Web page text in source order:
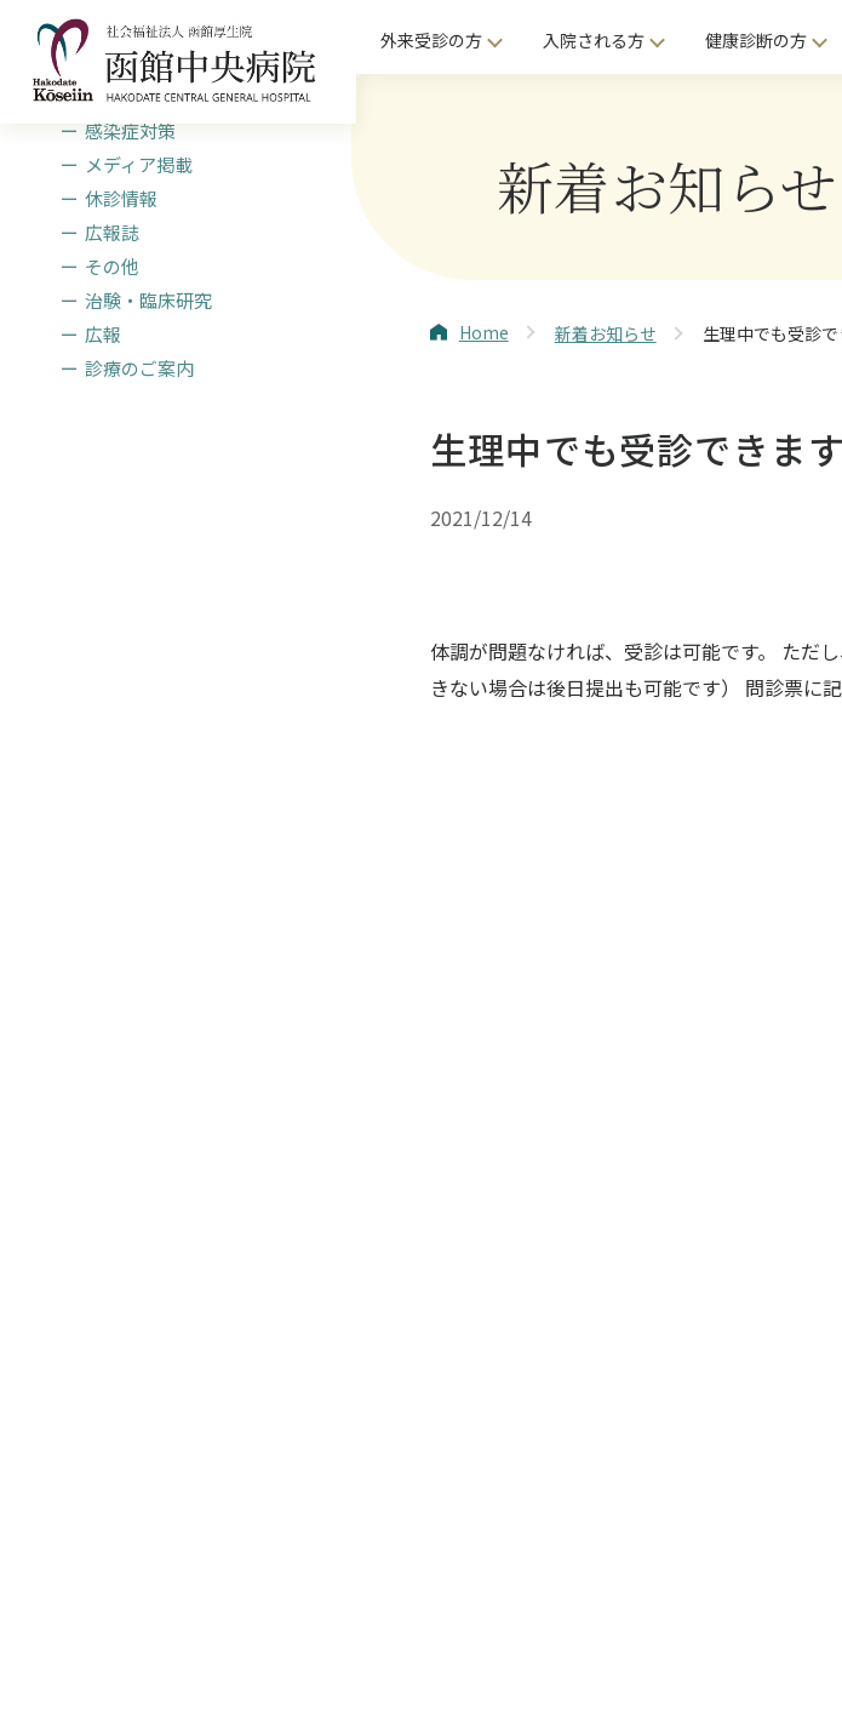
外来受診の方 入院される方 健康診断の方
カテゴリ一覧
採用・研修
感染症対策
メディア掲載
休診情報
広報誌
その他
治験・臨床研究
広報
診療のご案内
新着お知らせ
Home 新着お知らせ 生理中でも受診
生理中でも受診できま
2021/12/14
体調が問題なければ、受診は可能です。 ただ
きない場合は後日提出も可能です） 問診票に